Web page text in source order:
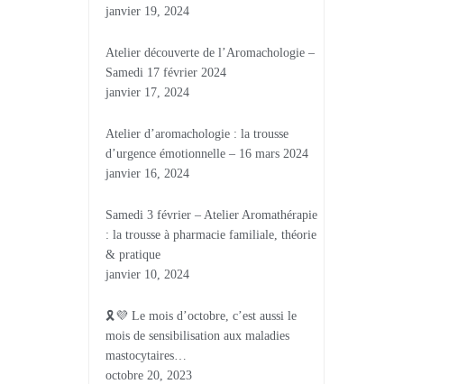
janvier 19, 2024
Atelier découverte de l’Aromachologie –
Samedi 17 février 2024
janvier 17, 2024
Atelier d’aromachologie : la trousse
d’urgence émotionnelle – 16 mars 2024
janvier 16, 2024
Samedi 3 février – Atelier Aromathérapie
: la trousse à pharmacie familiale, théorie
& pratique
janvier 10, 2024
🎗💜 Le mois d’octobre, c’est aussi le
mois de sensibilisation aux maladies
mastocytaires…
octobre 20, 2023